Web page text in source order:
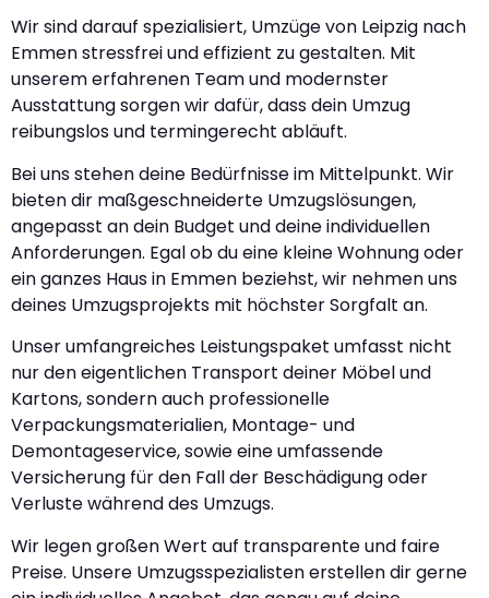
Wir sind darauf spezialisiert, Umzüge von Leipzig nach
Emmen stressfrei und effizient zu gestalten. Mit
unserem erfahrenen Team und modernster
Ausstattung sorgen wir dafür, dass dein Umzug
reibungslos und termingerecht abläuft.
Bei uns stehen deine Bedürfnisse im Mittelpunkt. Wir
bieten dir maßgeschneiderte Umzugslösungen,
angepasst an dein Budget und deine individuellen
Anforderungen. Egal ob du eine kleine Wohnung oder
ein ganzes Haus in Emmen beziehst, wir nehmen uns
deines Umzugsprojekts mit höchster Sorgfalt an.
Unser umfangreiches Leistungspaket umfasst nicht
nur den eigentlichen Transport deiner Möbel und
Kartons, sondern auch professionelle
Verpackungsmaterialien, Montage- und
Demontageservice, sowie eine umfassende
Versicherung für den Fall der Beschädigung oder
Verluste während des Umzugs.
Wir legen großen Wert auf transparente und faire
Preise. Unsere Umzugsspezialisten erstellen dir gerne